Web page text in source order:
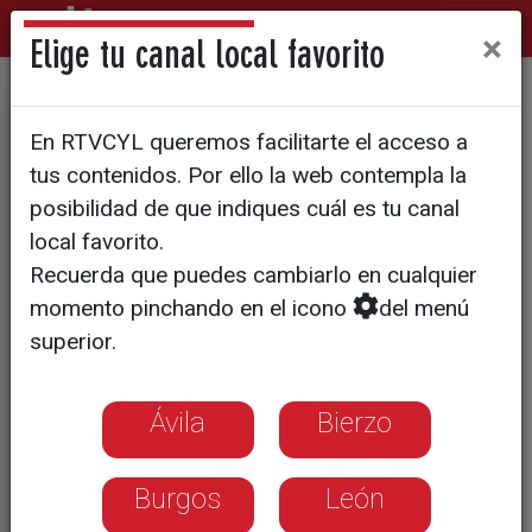
Tomás Zazo, cedido a CV
Emevé de Lugo
Elige tu canal local favorito ×
En RTVCYL queremos facilitarte el acceso a
tus contenidos. Por ello la web contempla la
posibilidad de que indiques cuál es tu canal
local favorito.
Recuerda que puedes cambiarlo en cualquier
momento pinchando en el icono
del menú
superior.
Ávila Bierzo
Burgos León